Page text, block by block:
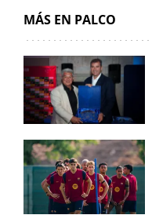
MÁS EN PALCO